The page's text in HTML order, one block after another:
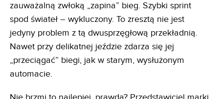
zauważalną zwłoką „zapina” bieg. Szybki sprint
spod świateł – wykluczony. To zresztą nie jest
jedyny problem z tą dwusprzęgłową przekładnią.
Nawet przy delikatnej jeździe zdarza się jej
„przeciągać” biegi, jak w starym, wysłużonym
automacie.